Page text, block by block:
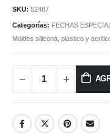
SKU: 52487
Categorías: FECHAS
Moldes silicona, plastico y